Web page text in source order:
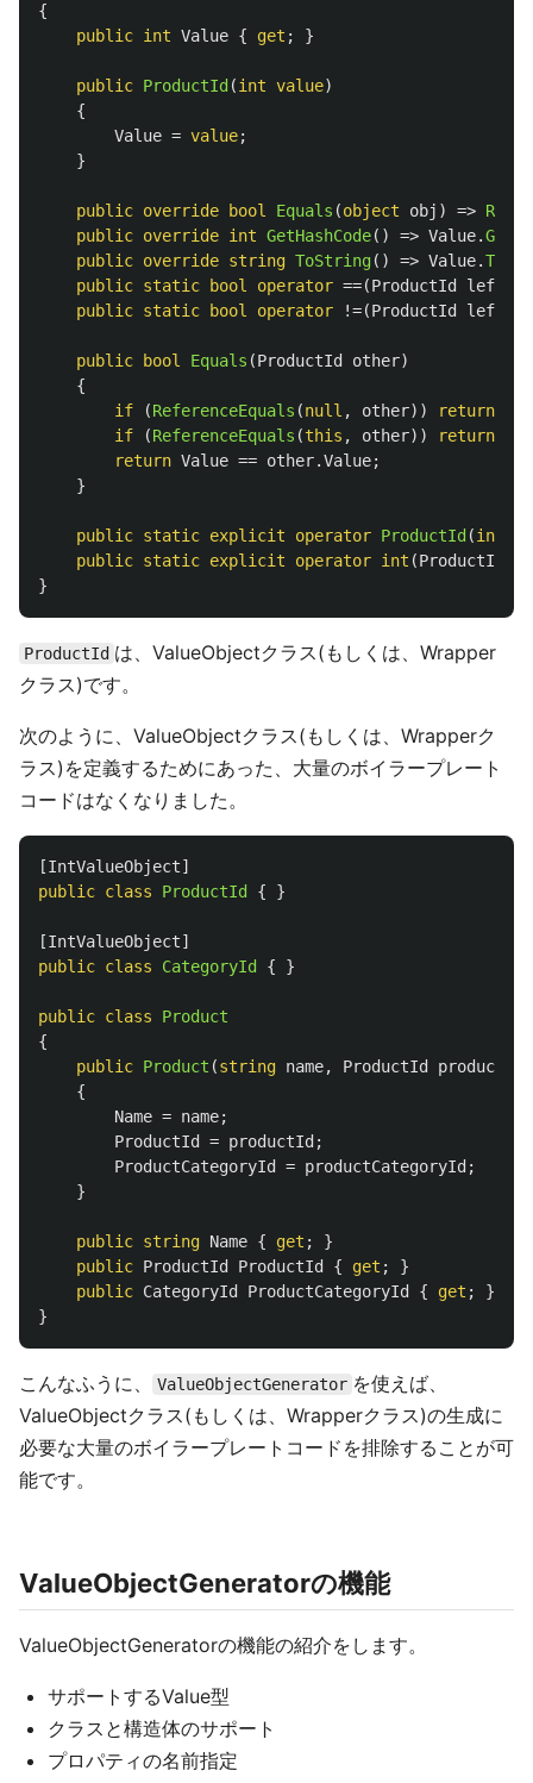
{
public int Value { get ; }
public ProductId (int value)
{
Value = value;
}
public override bool Equals (object obj ) =>
public override int GetHashCode() => Value.
public override string ToString() => Value.
public static bool operator ==(ProductId left
public static bool operator !=(ProductId left
public bool Equals (ProductId other)
{
if
(ReferenceEquals (null , other)) return
if
(ReferenceEquals (this , other)) return
return Value == other.Value;
}
public static explicit operator ProductId (int
public static explicit operator int (ProductId
}
ProductId は、ValueObjectクラス(もしくは、Wrapper
クラス)です。
次のように、ValueObjectクラス(もしくは、Wrapperク
ラス)を定義するためにあった、大量のボイラープレート
コードはなくなりました。
[IntValueObject]
public class ProductId { }
[IntValueObject]
public class CategoryId { }
public class
Product
{
public Product (string name, ProductId productId
{
Name = name;
ProductId
= productId ;
ProductCategoryId
= productCategoryId ;
}
public string Name { get ;
}
public ProductId ProductId { get ;
}
public CategoryId ProductCategoryId { get ;
}
}
こんなふうに、 ValueObjectGenerator を使えば、
ValueObjectクラス(もしくは、Wrapperクラス)の生成に
必要な大量のボイラープレートコードを排除することが可
能です。
ValueObjectGeneratorの機能
ValueObjectGeneratorの機能の紹介をします。
サポートするValue型
クラスと構造体のサポート
プロパティの名前指定